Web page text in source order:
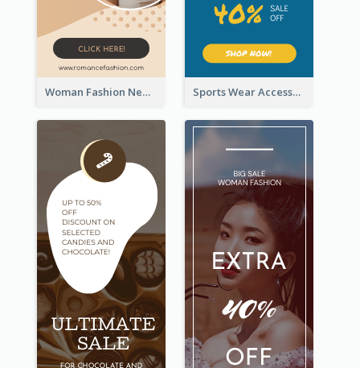
Woman Fashion New Arrivals Sale Wide Skyscraper Banner Sports Wear Accessories Special Sale Wide Skyscraper Banner